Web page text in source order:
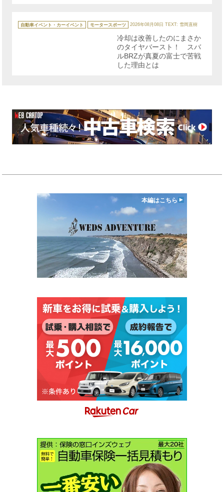
テ
ゴ
自動車イベント・カーイベント モータースポーツ 2026年08月08日 TEXT: 雪岡直樹
冷却は改善したのにまさか
のタイヤバースト！ スバ
ルBRZが真夏の富士で苦戦
した理由とは
本編はこちら